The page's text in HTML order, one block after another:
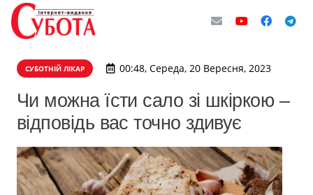
СУБОТНІЙ ЛІКАР 00:48, Середа, 20 Вересня, 2023
Чи можна їсти сало зі шкіркою –
відповідь вас точно здивує